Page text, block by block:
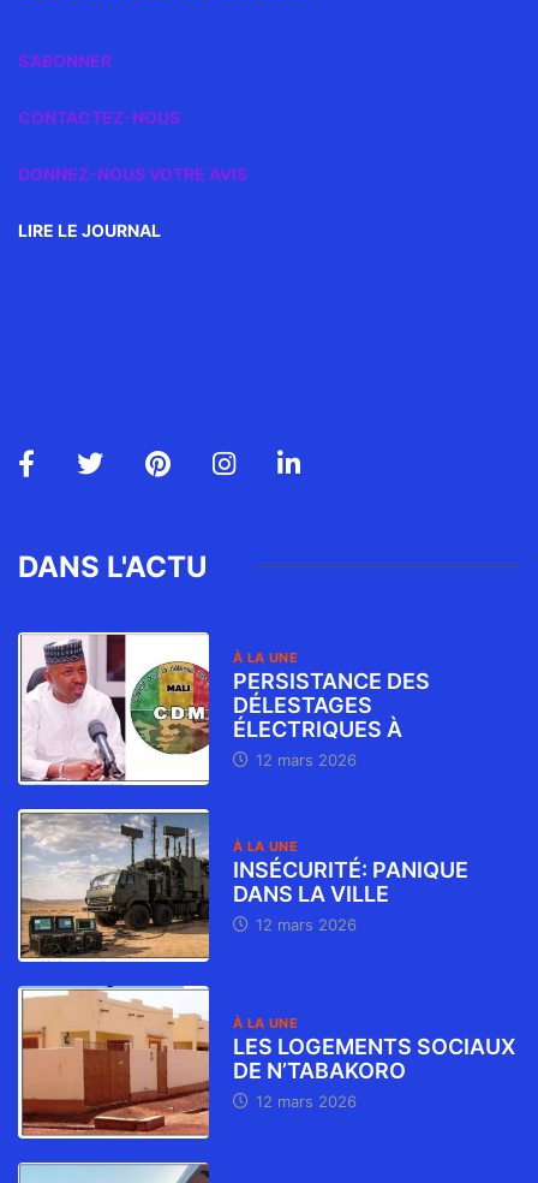
S’ABONNER
CONTACTEZ-NOUS
DONNEZ-NOUS VOTRE AVIS
LIRE LE JOURNAL
DANS L'ACTU
À LA UNE
PERSISTANCE DES
DÉLESTAGES
ÉLECTRIQUES À
12 mars 2026
À LA UNE
INSÉCURITÉ: PANIQUE
DANS LA VILLE
12 mars 2026
À LA UNE
LES LOGEMENTS SOCIAUX
DE N’TABAKORO
12 mars 2026